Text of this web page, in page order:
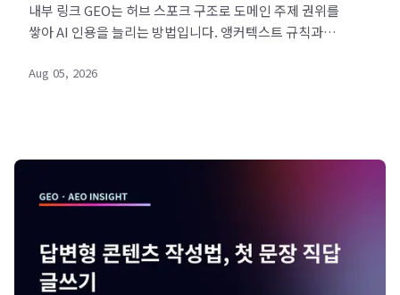
내부 링크 GEO는 허브 스포크 구조로 도메인 주제 권위를
쌓아 AI 인용을 늘리는 방법입니다. 앵커텍스트 규칙과
보세요.
Aug 05, 2026